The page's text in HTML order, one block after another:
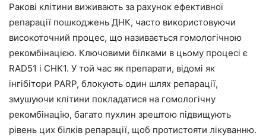
Ракові клітини виживають за рахунок ефективної
репарації пошкоджень ДНК, часто використовуючи
високоточний процес, що називається гомологічною
рекомбінацією. Ключовими білками в цьому процесі є
RAD51 і CHK1. У той час як препарати, відомі як
інгібітори PARP, блокують один шлях репарації,
змушуючи клітини покладатися на гомологічну
рекомбінацію, багато пухлин зрештою підвищують
рівень цих білків репарації, щоб протистояти лікуванню.